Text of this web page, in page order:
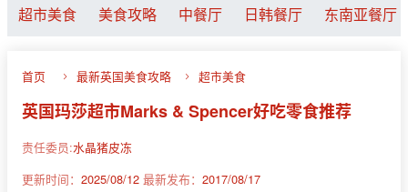
超市美食 美食攻略 中餐厅 日韩餐厅 东南亚餐厅
首页 最新英国美食攻略 超市美食
英国玛莎超市Marks & Spencer好吃零食推荐
责任委员:水晶猪皮冻
更新时间： 2025/08/12 最新发布： 2017/08/17